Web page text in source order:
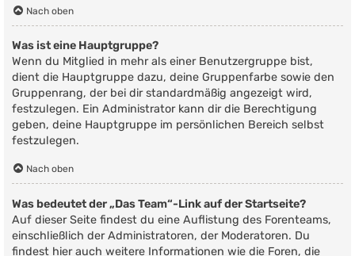
Nach oben
Was ist eine Hauptgruppe?
Wenn du Mitglied in mehr als einer Benutzergruppe bist,
dient die Hauptgruppe dazu, deine Gruppenfarbe sowie den
Gruppenrang, der bei dir standardmäßig angezeigt wird,
festzulegen. Ein Administrator kann dir die Berechtigung
geben, deine Hauptgruppe im persönlichen Bereich selbst
festzulegen.
Nach oben
Was bedeutet der „Das Team“-Link auf der Startseite?
Auf dieser Seite findest du eine Auflistung des Forenteams,
einschließlich der Administratoren, der Moderatoren. Du
findest hier auch weitere Informationen wie die Foren, die